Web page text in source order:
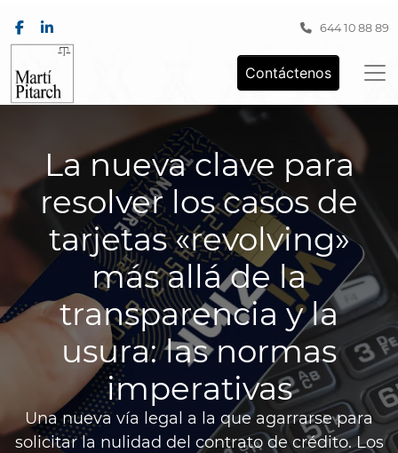
644 10 88 89
Contáctenos
La nueva clave para
resolver los casos de
tarjetas «revolving»
más allá de la
transparencia y la
usura: las normas
imperativas
Una nueva vía legal a la que agarrarse para
solicitar la nulidad del contrato de crédito. Los